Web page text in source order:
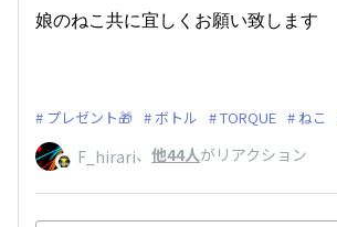
娘のねこ共に宜しくお願い致します
プレゼント🎁 ボトル TORQUE ねこ
F_hirari、 他44人がリアクション